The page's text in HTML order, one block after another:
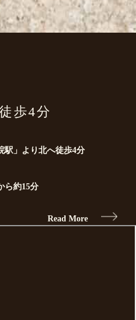
歩4分
駅」より北へ徒歩4分
ら約15分
Read More